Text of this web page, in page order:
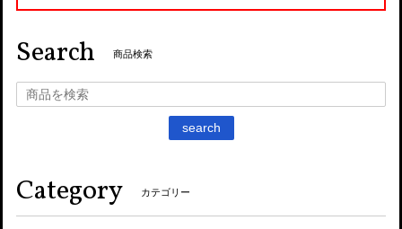
Search 商品検索
search
Category カテゴリー